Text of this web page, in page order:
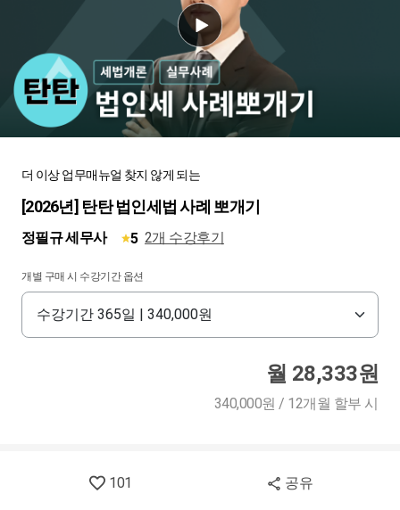
더 이상 업무매뉴얼 찾지 않게 되는
[2026년] 탄탄 법인세법 사례 뽀개기
정필규 세무사 5 2개 수강후기
개별 구매 시 수강기간 옵션
월 28,333원
340,000원 / 12개월 할부 시
101 공유